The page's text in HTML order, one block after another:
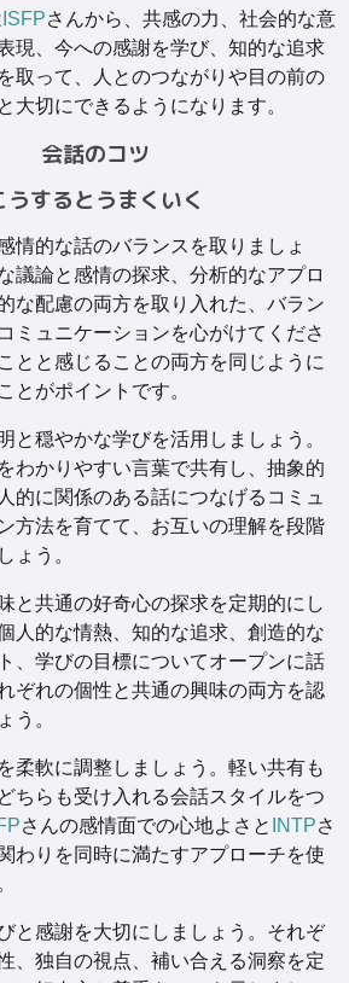
ISFPさんから、共感の力、社会的な意
現、今への感謝を学び、知的な追求
取って、人とのつながりや目の前の
大切にできるようになります。
会話のコツ
うするとうまくいく
情的な話のバランスを取りましょ
議論と感情の探求、分析的なアプロ
な配慮の両方を取り入れた、バラン
ミュニケーションを心がけてくださ
とと感じることの両方を同じように
とがポイントです。
と穏やかな学びを活用しましょう。
わかりやすい言葉で共有し、抽象的
的に関係のある話につなげるコミュ
方法を育てて、お互いの理解を段階
ょう。
と共通の好奇心の探求を定期的にし
人的な情熱、知的な追求、創造的な
、学びの目標についてオープンに話
ぞれの個性と共通の興味の両方を認
う。
柔軟に調整しましょう。軽い共有も
ちらも受け入れる会話スタイルをつ
さんの感情面での心地よさと INTPさ
わりを同時に満たすアプローチを使
と感謝を大切にしましょう。それぞ
、独自の視点、補い合える洞察を定